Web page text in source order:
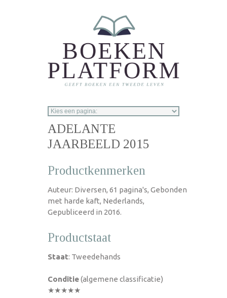
ADELANTE
JAARBEELD 2015
Productkenmerken
Auteur: Diversen, 61 pagina's, Gebonden
met harde kaft, Nederlands,
Gepubliceerd in 2016.
Productstaat
Staat: Tweedehands
Conditie(algemene classificatie)
★★★★★